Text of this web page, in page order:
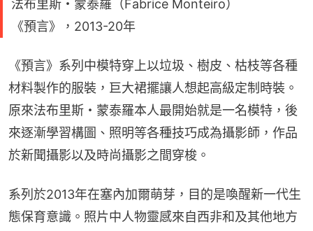
法布里斯・蒙泰羅（Fabrice Monteiro）
《預言》，2013-20年
《預言》系列中模特穿上以垃圾、樹皮、枯枝等各種
材料製作的服裝，巨大裙擺讓人想起高級定制時裝。
原來法布里斯・蒙泰羅本人最開始就是一名模特，後
來逐漸學習構圖、照明等各種技巧成為攝影師，作品
於新聞攝影以及時尚攝影之間穿梭。
系列於2013年在塞內加爾萌芽，目的是喚醒新一代生
態保育意識。照片中人物靈感來自西非和及其他地方